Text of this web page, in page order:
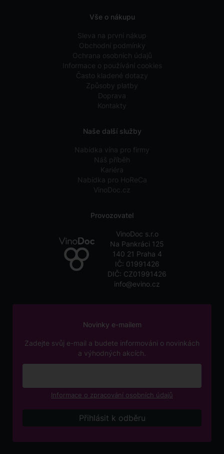
Vše o nákupu
Sleva na první nákup
Obchodní podmínky
Ochrana osobních údajů
Informace o používání cookies
Často kladené dotazy
Způsoby platby
Doprava
Kontakty
Naše další služby
Nabídka vína pro firmy
Náš příběh
Kariéra
Nabídka pro HoReCa
VinoDoc.cz
Provozovatel
VinoDoc s.r.o
Na Pankráci 125
140 21 Praha 4
IČ: 01991426
DIČ: CZ01991426
info@evino.cz
Novinky e-mailem
Zadejte svůj e-mail a budete informováni o novinkách
a výhodných akcích.
Informace o zpracování osobních údajů